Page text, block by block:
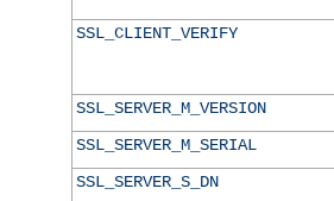
SSL_CLIENT_VERIFY
SSL_SERVER_M_VERSION
SSL_SERVER_M_SERIAL
SSL_SERVER_S_DN